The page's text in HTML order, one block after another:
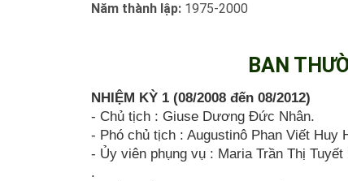
Năm thành lập: 1975-2000
BAN
NHIỆM KỲ 1 (08/2008 đến 08/2012)
- Chủ tịch : Giuse Dương Đức Nhân.
- Phó chủ tịch : Augustinô Phan Viết Huy
- Ủy viên phụng vụ : Maria Trần Thị Tuyết
.